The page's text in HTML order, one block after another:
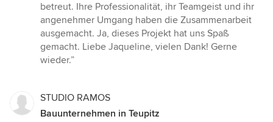
betreut. Ihre Professionalität, ihr Teamgeist und ihr
angenehmer Umgang haben die Zusammenarbeit
ausgemacht. Ja, dieses Projekt hat uns Spaß
gemacht. Liebe Jaqueline, vielen Dank! Gerne
wieder.”
STUDIO RAMOS
Bauunternehmen in Teupitz